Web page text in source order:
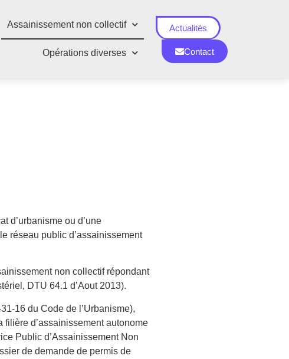
Assainissement non collectif
Opérations diverses
Actualités
Contact
d’urbanisme ou d’une
réseau public d’assainissement
non collectif répondant
DTU 64.1 d’Aout 2013).
16 du Code de l’Urbanisme),
filière d’assainissement autonome
Public d’Assainissement Non
de demande de permis de